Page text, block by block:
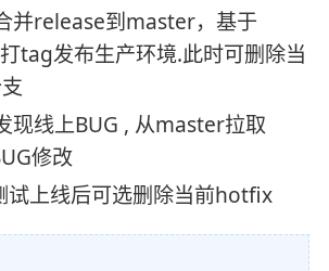
并release到master，基于
tag发布生产环境.此时可删除当
现线上BUG , 从master拉取
修改
上线后可选删除当前hotfix